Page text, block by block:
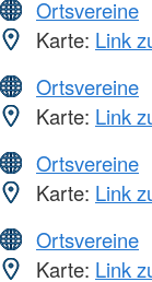
Ortsvereine
Karte: Link
Ortsvereine
Karte: Link
Ortsvereine
Karte: Link
Ortsvereine
Karte: Link